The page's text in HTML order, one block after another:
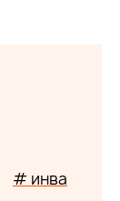
# инва